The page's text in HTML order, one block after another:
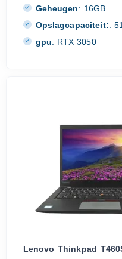
Geheugen: 16GB
Opslagcapaciteit::
gpu: RTX 3050
Lenovo Thinkpad